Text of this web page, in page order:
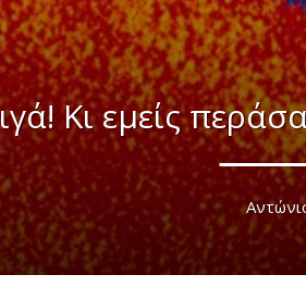
Κι εμείς